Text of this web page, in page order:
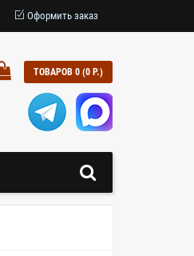
Оформить заказ
ТОВАРОВ 0 (0 Р.)